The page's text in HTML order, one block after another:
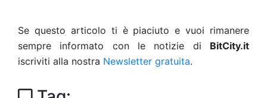
Se questo articolo ti è piaciuto e vuoi rimanere
sempre informato con le notizie di BitCity.it
iscriviti alla nostra Newsletter gratuita.